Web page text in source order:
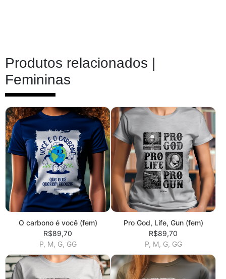
Produtos relacionados |
Femininas
O carbono é você (fem)
R$89,70
P, M, G, GG
Pro God, Life, Gun (fem)
R$89,70
P, M, G, GG